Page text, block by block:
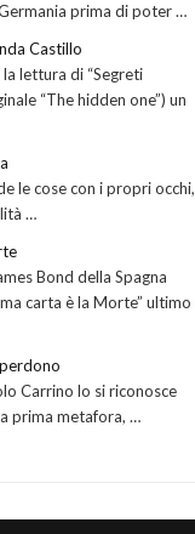
prima di poter …
Castillo
lettura di “Segreti
“The hidden one”) un
le cose con i propri occhi,
…
Bond della Spagna
carta è la Morte” ultimo
Carrino lo si riconosce
prima metafora, …